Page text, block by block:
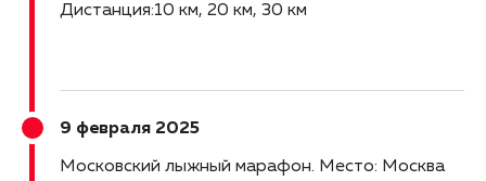
Дистанция:10 км, 20 км, 30 км
9 февраля 2025
Московский лыжный марафон Место: Москва